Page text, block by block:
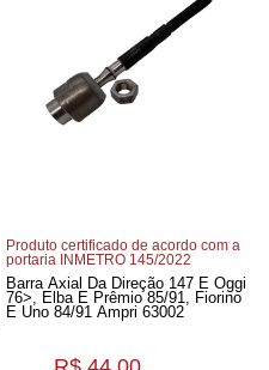
Produto certificado de acordo com a
portaria INMETRO 145/2022
Barra Axial Da Direção 147 E Oggi
76>, Elba E Prêmio 85/91, Fiorino
E Uno 84/91 Ampri 63002